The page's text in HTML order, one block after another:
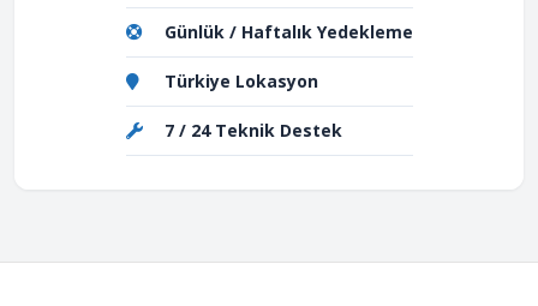
Günlük / Haftalık Yedekleme
Türkiye Lokasyon
7 / 24 Teknik Destek